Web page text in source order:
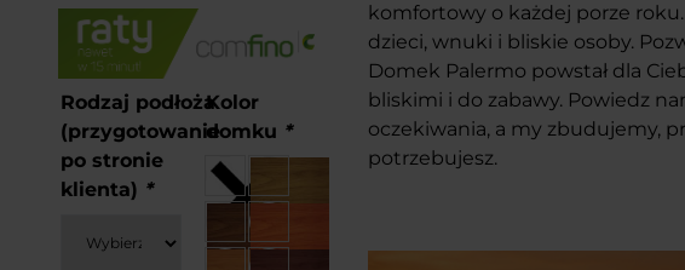
komfortowy o każdej porze
dzieci, wnuki i bliskie osoby.
Domek Palermo powstał dla
bliskimi i do zabawy. Powiedz
oczekiwania, a my zbudujemy,
potrzebujesz.
Rodzaj podłoża
(przygotowanie
po stronie
klienta) *
Kolor
domku *